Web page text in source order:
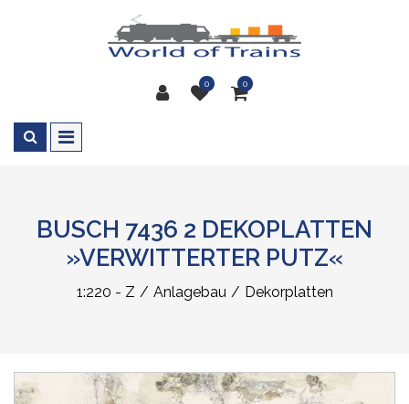
0 0
BUSCH 7436 2 DEKOPLATTEN
»VERWITTERTER PUTZ«
1:220 - Z Anlagebau Dekorplatten